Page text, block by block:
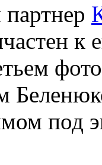
к
под